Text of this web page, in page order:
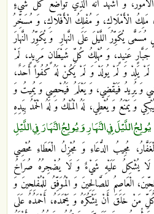
وَ أَشْهَدُ أَنَّهُ الَّذِي تَوَاضَعَ كُلُّ شَيْ‏ءٍ
الْأَمْلَاكِ، وَ مُفْلِكُ الْأَفْلَاكِ، وَ مُسَخِّرُ
يُكَوِّرُ اللَّيْلَ عَلَى النَّهارِ وَ يُكَوِّرُ النَّهارَ
جَبَّارٍ عَنِيدٍ، وَ مُهْلِكُ كُلِّ شَيْطَانٍ مَرِيدٍ، لَمْ
يَلِدْ وَ لَمْ يُولَدْ وَ لَمْ يَكُنْ لَهُ كُفُواً أَحَدٌ،
وَ يُرِيدُ فَيَقْضِي، وَ يَعْلَمُ فَيُحْصِي وَ يُمِيتُ وَ
وَ يَمْنَعُ وَ يُعْطِي‏، لَهُ الْمُلْكُ وَ لَهُ الْحَمْدُ بِيَدِهِ
يُولِجُ اللَّيْلَ فِي النَّهَارِ وَيُولِجُ النَّهَارَ فِي اللَّيْلِ
مُجِيبُ الدُّعَاءِ وَ مُجْزِلُ الْعَطَاءِ مُحْصِي
لَا يُشْكِلُ عَلَيْهِ شَيْ‏ءٌ وَ لَا يُضْجِرُهُ صُرَاخُ
الْعَاصِمُ لِلصَّالِحِينَ وَ الْمُوَفِّقُ لِلْمُفْلِحِينَ وَ
مَنْ خَلَقَ أَنْ يَشْكُرَهُ وَ يَحْمَدَهُ، أَحْمَدُهُ عَلَى